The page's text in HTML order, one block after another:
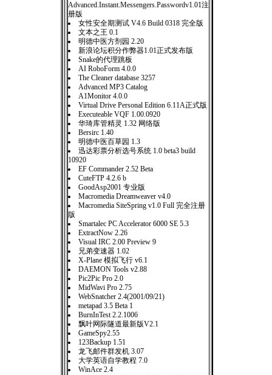
Advanced.Instant.Messengers.Passwordv1.01注
册版
女性安全期测试 V4.6 Build 0318 完全版
文本之王 0.1
明德中医方剂园 2.20
新浪论坛积分作弊器1.01正式发布版
Snake的代理跳板
AI RoboForm 4.0.0
The Cleaner database 3257
Advanced MP3 Catalog
A1Monitor 4.0.0
Virtual Drive Personal Edition 6.11A正式版
Executeable VQF 1.00.0920
华琦库管精灵 1.32 网络版
Bersirc 1.40
明德中医百草园 1.3
迅达彩票分析选号系统 1.0 beta3 build
10920
EF Commander 2.52 Beta
CuteFTP 4.2.6 b
GoodAsp2001 专业版
Macromedia Dreamweaver v4.0
Macromedia SiteSpring v1.0 Full 完全注册
版
Smartalec PC Accelerator 6000 SE 5.3
ExtractNow 2.26
Visual IRC 2.00 Preview 9
兄弟变速器 1.02
X-Plane 模拟飞行 v6.1
DAEMON Tools v2.88
Pic2Pic Pro 2.0
MidWavi Pro 2.75
WebSnatcher 2.4(2001/09/21)
metapad 3.5 Beta 1
BurnInTest 2.2.1006
飘叶网际隧道最新版V2.1
GameSpy2.55
123Backup 1.51
龙飞邮件群发机 3.07
大学英语自学教程 7.0
WinAce 2.4